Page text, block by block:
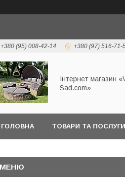
+380 (95) 008-42-14 +380 (97) 516-71-
Інтернет магазин
Sad.com»
ГОЛОВНА ТОВАРИ ТА ПОСЛУГИ